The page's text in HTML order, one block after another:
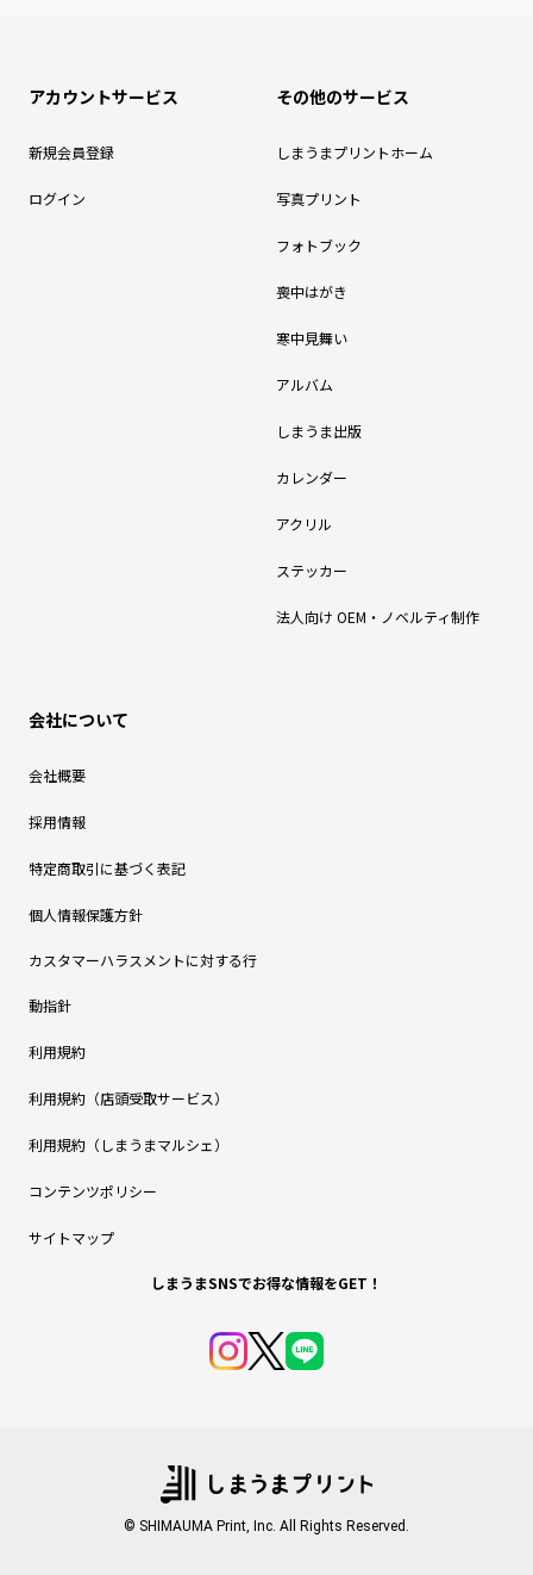
アカウントサービス
新規会員登録
ログイン
その他のサービス
しまうまプリントホーム
写真プリント
フォトブック
喪中はがき
寒中見舞い
アルバム
しまうま出版
カレンダー
アクリル
ステッカー
法人向け OEM・ノベルティ制作
会社について
会社概要
採用情報
特定商取引に基づく表記
個人情報保護方針
カスタマーハラスメントに対する行
動指針
利用規約
利用規約（店頭受取サービス）
利用規約（しまうまマルシェ）
コンテンツポリシー
サイトマップ
しまうまSNSでお得な情報をGET！
© SHIMAUMA Print, Inc. All Rights Reserved.